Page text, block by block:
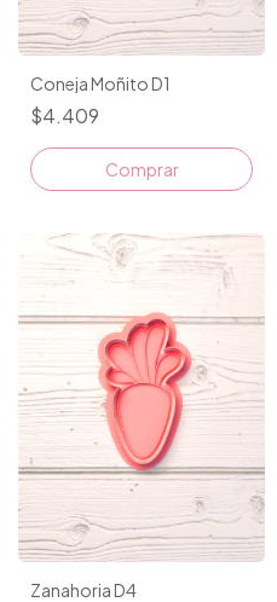
Coneja Moñito D1
$4.409
Comprar
Zanahoria D4